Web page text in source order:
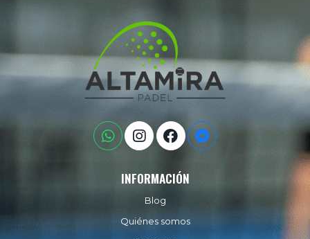
INFORMACIÓN
Blog
Quiénes somos